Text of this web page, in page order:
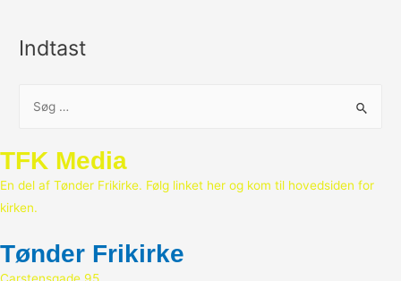
Indtast
e
f
t
r
TFK Media
En del af Tønder Frikirke. Følg linket her og kom til hovedsiden for
kirken.
Tønder Frikirke